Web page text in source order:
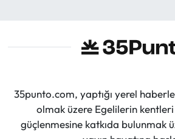
35punto.com, yaptığı yerel
olmak üzere Egelilerin kentleri
güçlenmesine katkıda bulunmak